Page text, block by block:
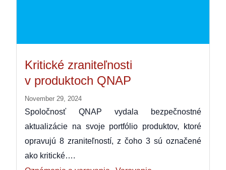
Kritické zraniteľnosti
v produktoch QNAP
November 29, 2024
Spoločnosť QNAP vydala bezpečnostné
aktualizácie na svoje portfólio produktov, ktoré
opravujú 8 zraniteľností, z čoho 3 sú označené
ako kritické….